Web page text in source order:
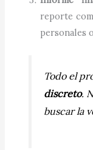
reporte
personales
Todo el
discreto.
buscar la